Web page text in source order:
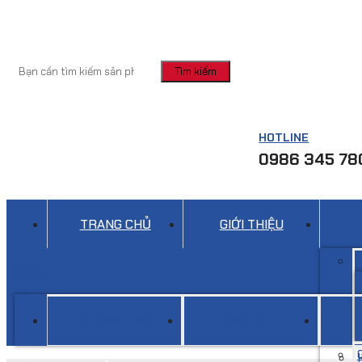
Tìm kiếm
HOTLINE
0986 345
TRANG CHỦ GIỚI THIỆU